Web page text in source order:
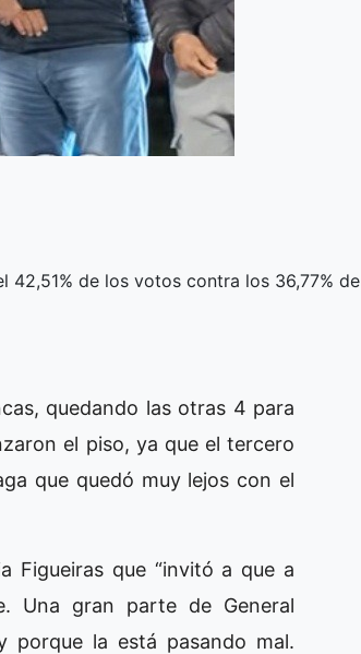
42,51% de los votos contra los 36,77% de
quedando las otras 4 para
el piso, ya que el tercero
que quedó muy lejos con el
Figueiras que “invitó a que a
Una gran parte de General
porque la está pasando mal.